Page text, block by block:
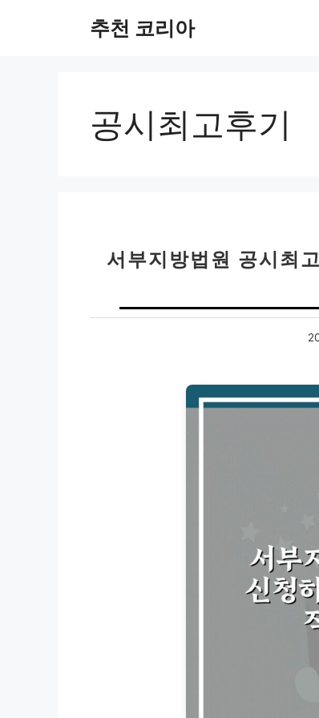
추천 코리아
공시최고후기
서부지방법원 공시최